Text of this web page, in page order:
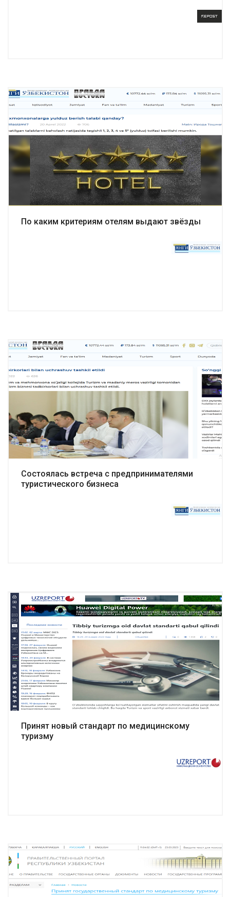
Подробнее
По каким критериям отелям выдают звёзды
Подробнее
Состоялась встреча с предпринимателями
туристического бизнеса
Подробнее
Принят новый стандарт по медицинскому
туризму